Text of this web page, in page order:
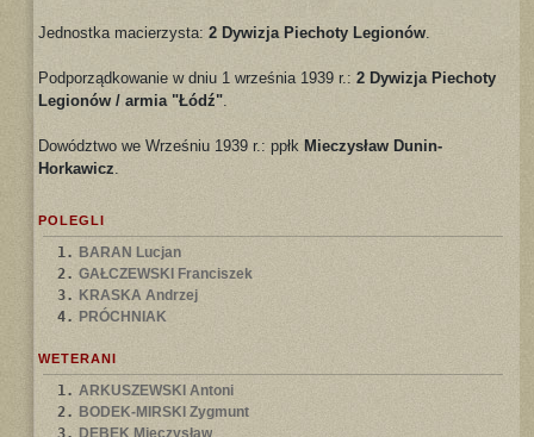
Jednostka macierzysta: 2 Dywizja Piechoty Legionów.
Podporządkowanie w dniu 1 września 1939 r.: 2 Dywizja Piechoty
Legionów / armia "Łódź".
Dowództwo we Wrześniu 1939 r.: ppłk Mieczysław Dunin-
Horkawicz.
POLEGLI
1. BARAN Lucjan
2. GAŁCZEWSKI Franciszek
3. KRASKA Andrzej
4. PRÓCHNIAK
WETERANI
1. ARKUSZEWSKI Antoni
2. BODEK-MIRSKI Zygmunt
3. DĘBEK Mieczysław